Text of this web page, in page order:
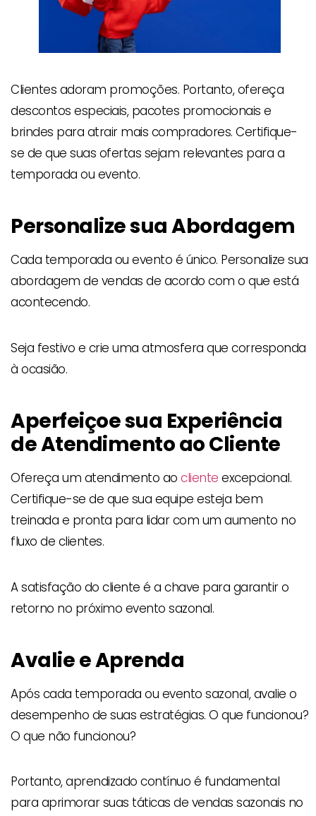
Clientes adoram promoções. Portanto, ofereça
descontos especiais, pacotes promocionais e
brindes para atrair mais compradores. Certifique-
se de que suas ofertas sejam relevantes para a
temporada ou evento.
Personalize sua Abordagem
Cada temporada ou evento é único. Personalize sua
abordagem de vendas de acordo com o que está
acontecendo.
Seja festivo e crie uma atmosfera que corresponda
à ocasião.
Aperfeiçoe sua Experiência
de Atendimento ao Cliente
Ofereça um atendimento ao cliente excepcional.
Certifique-se de que sua equipe esteja bem
treinada e pronta para lidar com um aumento no
fluxo de clientes.
A satisfação do cliente é a chave para garantir o
retorno no próximo evento sazonal.
Avalie e Aprenda
Após cada temporada ou evento sazonal, avalie o
desempenho de suas estratégias. O que funcionou?
O que não funcionou?
Portanto, aprendizado contínuo é fundamental
para aprimorar suas táticas de vendas sazonais no